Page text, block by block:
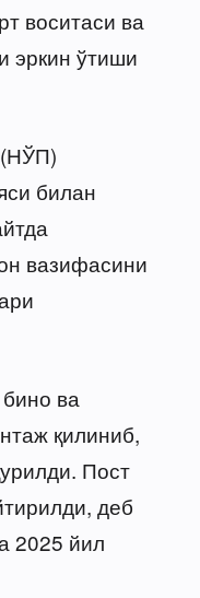
воситаси ва
эркин ўтиши
(НЎП)
билан
вазифасини
ва
қилиниб,
Пост
деб
2025 йил